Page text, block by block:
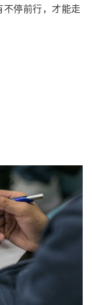
停前行，才能走